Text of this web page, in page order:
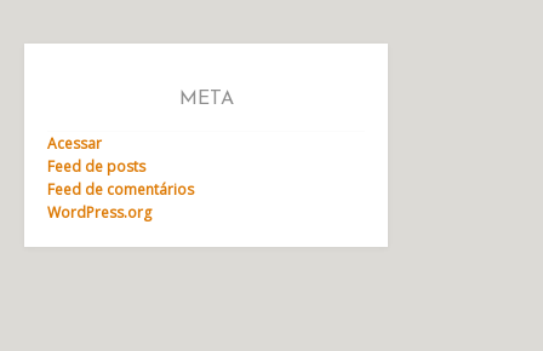
META
Acessar
Feed de posts
Feed de comentários
WordPress.org